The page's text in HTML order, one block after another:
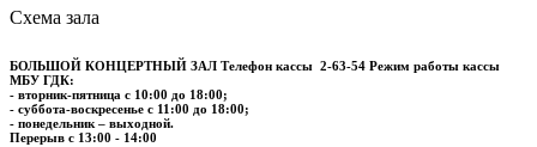
Схема зала
БОЛЬШОЙ КОНЦЕРТНЫЙ ЗАЛ Телефон кассы 2-63-54 Режим работы кассы
МБУ ГДК:
- вторник-пятница с 10:00 до 18:00;
- суббота-воскресенье с 11:00 до 18:00;
- понедельник – выходной.
Перерыв с 13:00 - 14:00